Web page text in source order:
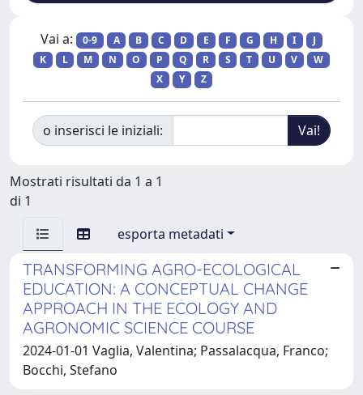
Vai a: 0-9 A B C D E F G H I
J
K
L M N O P Q R S T U V
W
X
Y Z
o inserisci le iniziali:
Mostrati risultati da 1 a 1
di 1
esporta metadati
TRANSFORMING AGRO-ECOLOGICAL
EDUCATION: A CONCEPTUAL CHANGE
APPROACH IN THE ECOLOGY AND
AGRONOMIC SCIENCE COURSE
2024-01-01 Vaglia, Valentina; Passalacqua, Franco;
Bocchi, Stefano